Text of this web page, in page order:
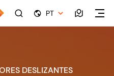
PT
DESLIZANTES